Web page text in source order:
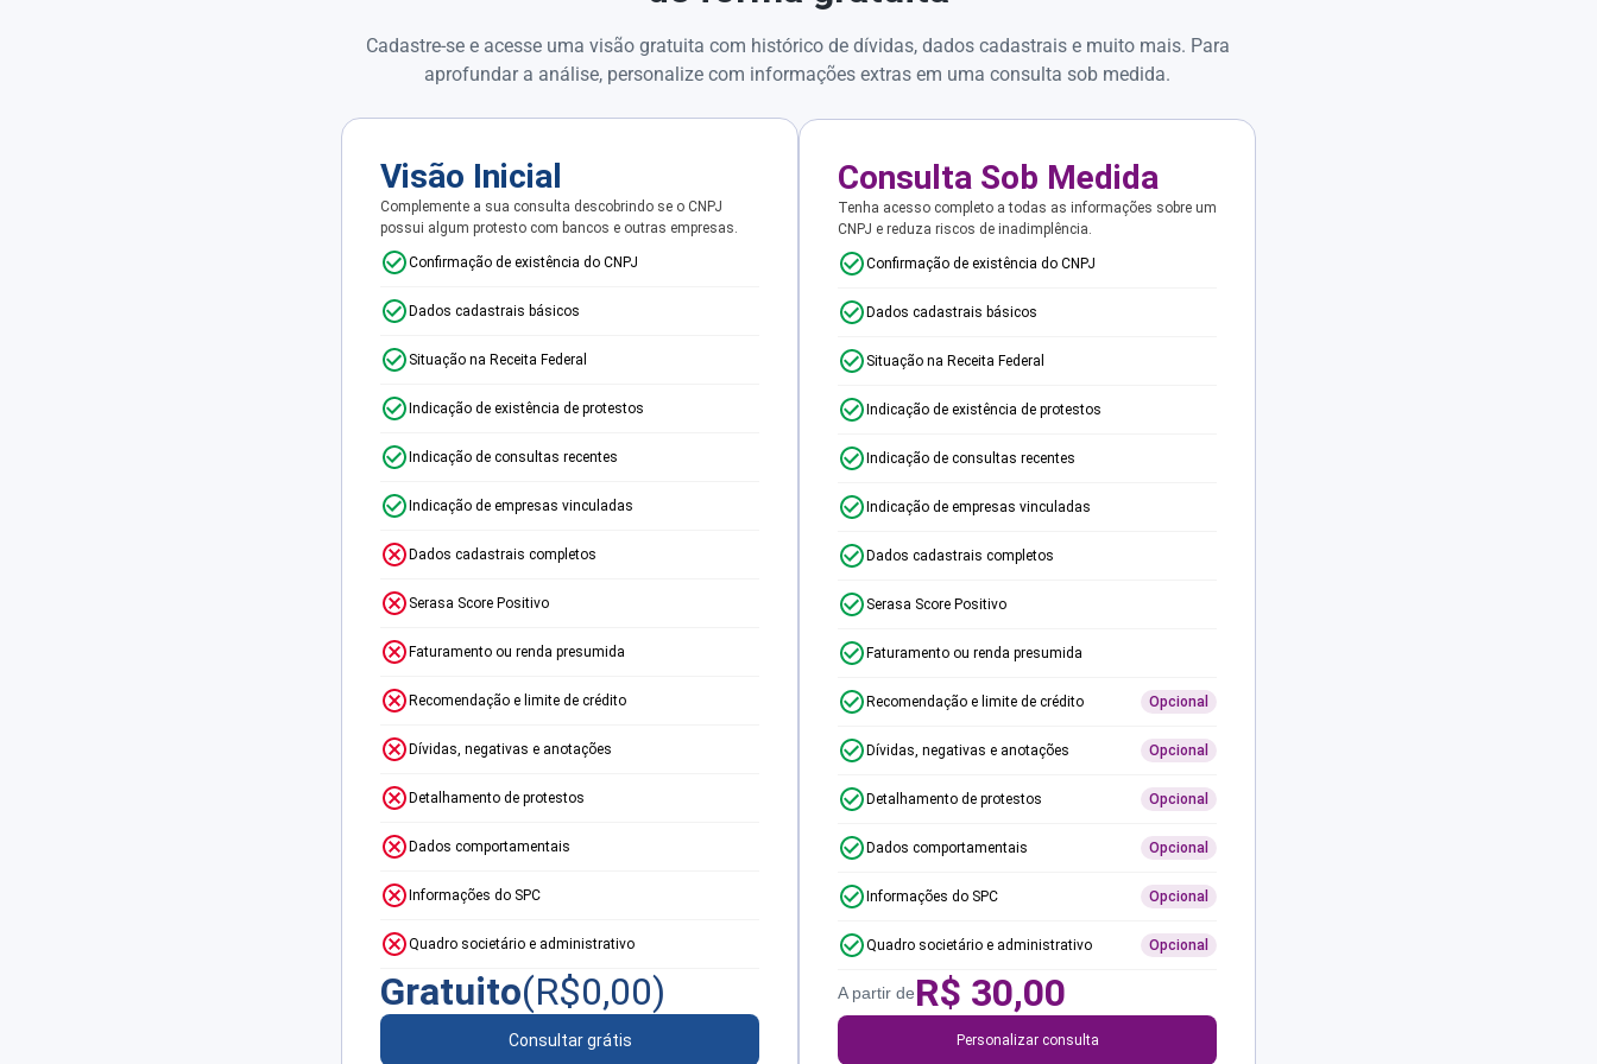
Cadastre-se e acesse uma visão gratuita com histórico de dívidas, dados cadastrais e muito mais. Para
aprofundar a análise, personalize com informações extras em uma consulta sob medida.
Visão Inicial
Complemente a sua consulta descobrindo se o CNPJ
possui algum protesto com bancos e outras empresas.
Confirmação de existência do CNPJ
Dados cadastrais básicos
Situação na Receita Federal
Indicação de existência de protestos
Indicação de consultas recentes
Indicação de empresas vinculadas
Dados cadastrais completos
Serasa Score Positivo
Faturamento ou renda presumida
Recomendação e limite de crédito
Dívidas, negativas e anotações
Detalhamento de protestos
Dados comportamentais
Informações do SPC
Quadro societário e administrativo
Gratuito(R$0,00)
Consultar grátis
Consulta Sob Medida
Tenha acesso completo a todas as informações sobre um
CNPJ e reduza riscos de inadimplência.
Confirmação de existência do CNPJ
Dados cadastrais básicos
Situação na Receita Federal
Indicação de existência de protestos
Indicação de consultas recentes
Indicação de empresas vinculadas
Dados cadastrais completos
Serasa Score Positivo
Faturamento ou renda presumida
Recomendação e limite de crédito Opcional
Dívidas, negativas e anotações Opcional
Detalhamento de protestos Opcional
Dados comportamentais Opcional
Informações do SPC Opcional
Quadro societário e administrativo Opcional
A partir deR$ 30,00
Personalizar consulta